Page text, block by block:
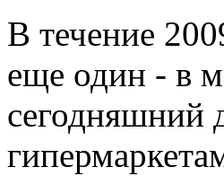
В течение
еще один - в
сегодняшний